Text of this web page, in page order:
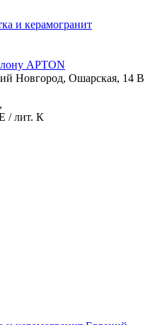
и керамогранит
Новгород, Ошарская, 14 В
/ лит. К